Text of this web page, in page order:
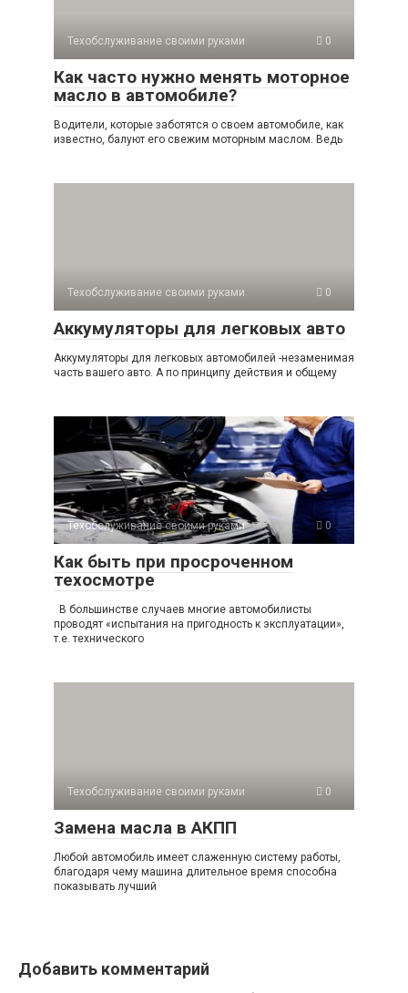
Техобслуживание своими руками 0
Как часто нужно менять моторное
масло в автомобиле?
Водители, которые заботятся о своем автомобиле, как
известно, балуют его свежим моторным маслом. Ведь
Техобслуживание своими руками 0
Аккумуляторы для легковых авто
Аккумуляторы для легковых автомобилей -незаменимая
часть вашего авто. А по принципу действия и общему
Техобслуживание своими руками 0
Как быть при просроченном
техосмотре
В большинстве случаев многие автомобилисты
проводят «испытания на пригодность к эксплуатации»,
т.е. технического
Техобслуживание своими руками 0
Замена масла в АКПП
Любой автомобиль имеет слаженную систему работы,
благодаря чему машина длительное время способна
показывать лучший
Добавить комментарий